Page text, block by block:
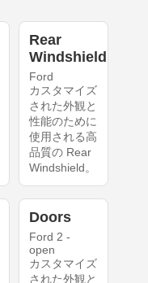
Rear
Windshield
Ford
カスタマイズ
された外観と
性能のために
使用される高
品質の Rear
Windshield。
Doors
Ford 2 -
open
カスタマイズ
された外観と